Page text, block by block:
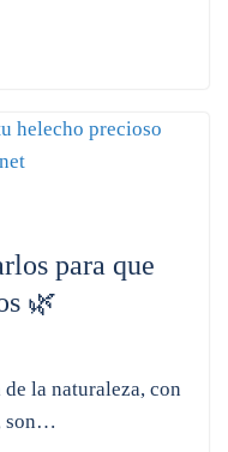
para que
🌿
la naturaleza, con
son…